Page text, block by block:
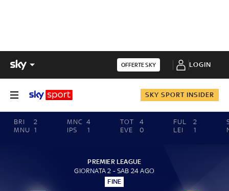
OFFERTE SKY LOGIN
SKY SPORT INSIDER
BRI
2
MNU
1
MNC 4
IPS
1
TOT
4
EVE
0
FUL
2
LEI
1
PREMIER LEAGUE
GIORNATA 2 - SAB 24 AGO
FINE